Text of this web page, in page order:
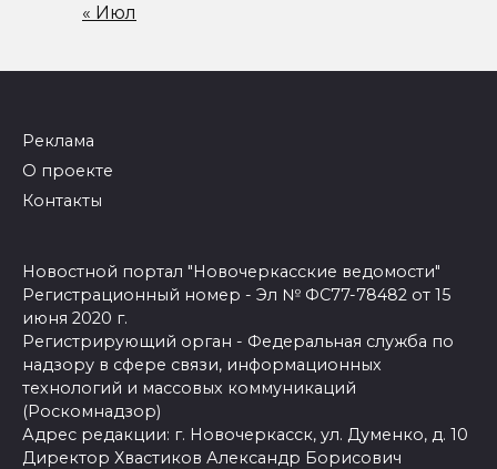
« Июл
Реклама
О проекте
Контакты
Новостной портал "Новочеркасские ведомости"
Регистрационный номер - Эл № ФС77-78482 от 15
июня 2020 г.
Регистрирующий орган - Федеральная служба по
надзору в сфере связи, информационных
технологий и массовых коммуникаций
(Роскомнадзор)
Адрес редакции: г. Новочеркасск, ул. Думенко, д. 10
Директор Хвастиков Александр Борисович